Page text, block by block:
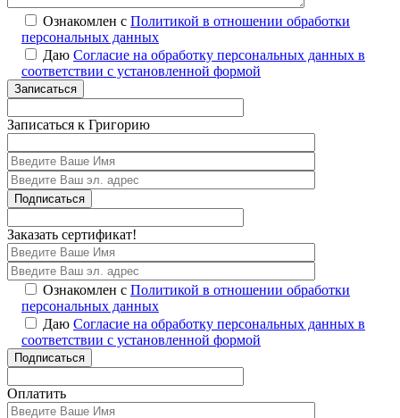
Ознакомлен с Политикой в отношении обработки
персональных данных
Даю Согласие на обработку персональных данных в
соответствии с установленной формой
Записаться
Записаться к Григорию
Подписаться
Заказать сертификат!
Ознакомлен с Политикой в отношении обработки
персональных данных
Даю Согласие на обработку персональных данных в
соответствии с установленной формой
Подписаться
Оплатить